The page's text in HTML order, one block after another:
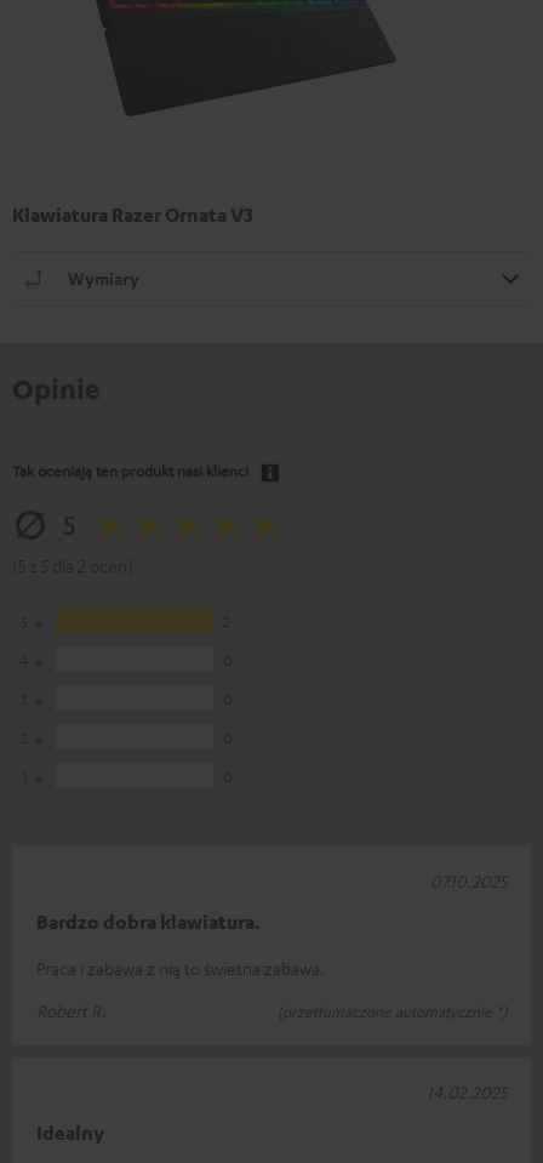
Klawiatura Razer Ornata V3
Wymiary
Tak oceniają ten produkt nasi klienci
Bardzo dobra klawiatura.
Praca i zabawa z nią to świetna zabawa.
Robert R.
(przetłumaczone automatycznie *)
07.10.2025
Idealny
14.02.2025